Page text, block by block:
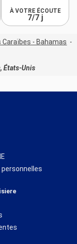
À VOTRE ÉCOUTE
7/7 j
Caraïbes - Bahamas
États-Unis